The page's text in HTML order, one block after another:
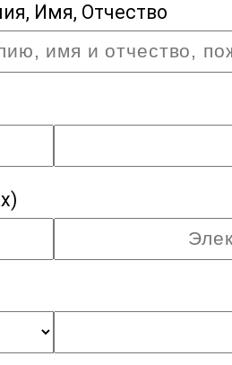
Имя, Отчество